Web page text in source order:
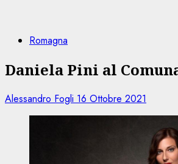
Romagna
Daniela Pini al
Alessandro Fogli 16 Ottobre 2021